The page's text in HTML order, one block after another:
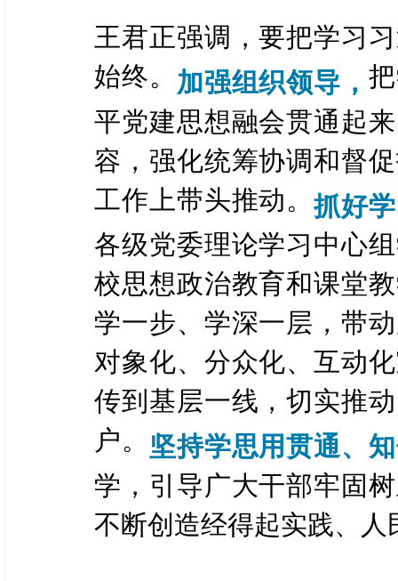
王君正强调，要把学习
始终。 加强组织领导，
平党建思想融会贯通起
容，强化统筹协调和督
工作上带头推动。抓好
各级党委理论学习中心
校思想政治教育和课堂
学一步、学深一层，带
对象化、分众化、互动
传到基层一线，切实推
户。 坚持学思用贯通、
学，引导广大干部牢固
不断创造经得起实践、